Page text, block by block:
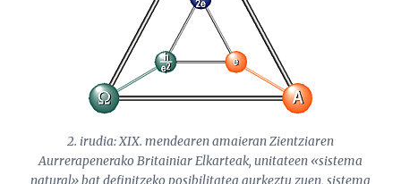
2. irudia: XIX. mendearen amaieran Zientziaren
Aurrerapenerako Britainiar Elkarteak, unitateen «sistema
natural» bat definitzeko posibilitatea aurkeztu zuen, sistema